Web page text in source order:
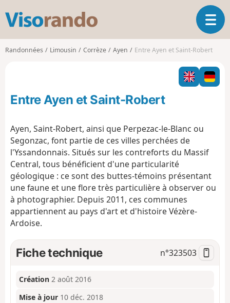
s
o
o
O
u
v
i
r
l
t
i
Randonnées Limousin Corrèze Ayen Entre Ayen et Saint-Robert
Entre Ayen et Saint-Robert
Ayen, Saint-Robert, ainsi que Perpezac-le-Blanc ou
Segonzac, font partie de ces villes perchées de
l'Yssandonnais. Situés sur les contreforts du Massif
Central, tous bénéficient d'une particularité
géologique : ce sont des buttes-témoins présentant
une faune et une flore très particulière à observer ou
à photographier. Depuis 2011, ces communes
appartiennent au pays d'art et d'histoire Vézère-
Ardoise.
Fiche technique n°323503
Création 2 août 2016
Mise à jour 10 déc. 2018